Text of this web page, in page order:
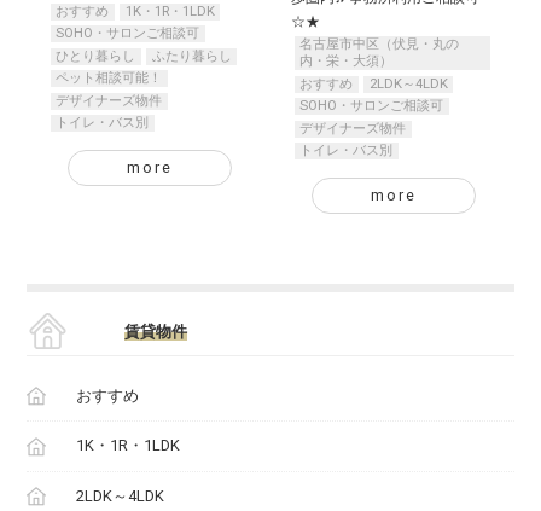
おすすめ
1K・1R・1LDK
SOHO・サロンご相談可
ひとり暮らし
ふたり暮らし
ペット相談可能！
デザイナーズ物件
トイレ・バス別
more
☆★
名古屋市中区（伏見・丸の
内・栄・大須）
おすすめ
2LDK～4LDK
SOHO・サロンご相談可
デザイナーズ物件
トイレ・バス別
more
賃貸物件
おすすめ
1K・1R・1LDK
2LDK～4LDK